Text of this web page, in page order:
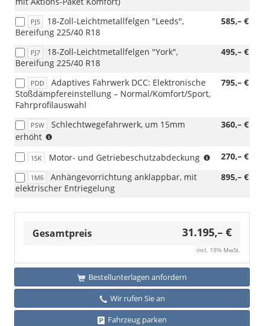
PJ5 585,– €
18-Zoll-Leichtmetallfelgen "Leeds",
Bereifung 225/40 R18
PJ7 495,– €
18-Zoll-Leichtmetallfelgen "York",
Bereifung 225/40 R18
PDD 795,– €
Adaptives Fahrwerk DCC: Elektronische
Stoßdämpfereinstellung – Normal/Komfort/Sport,
Fahrprofilauswahl
PSW 360,– €
Schlechtwegefahrwerk, um 15mm
erhöht
mit
1SK 270,– €
Motor- und Getriebeschutzabdeckung
(nicht
mit
1M6 895,– €
Anhängevorrichtung anklappbar, mit
elektrischer Entriegelung
Gesamtpreis 31.195,– €
incl. 19% MwSt.
Bestellunterlagen anfordern
Wir rufen Sie an
Fahrzeug parken